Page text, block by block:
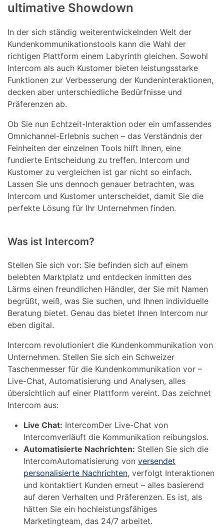
ultimative Showdown
In der sich ständig weiterentwickelnden Welt der
Kundenkommunikationstools kann die Wahl der
richtigen Plattform einem Labyrinth gleichen. Sowohl
Intercom als auch Kustomer bieten leistungsstarke
Funktionen zur Verbesserung der Kundeninteraktionen,
decken aber unterschiedliche Bedürfnisse und
Präferenzen ab.
Ob Sie nun Echtzeit-Interaktion oder ein umfassendes
Omnichannel-Erlebnis suchen – das Verständnis der
Feinheiten der einzelnen Tools hilft Ihnen, eine
fundierte Entscheidung zu treffen. Intercom und
Kustomer zu vergleichen ist gar nicht so einfach.
Lassen Sie uns dennoch genauer betrachten, was
Intercom und Kustomer unterscheidet, damit Sie die
perfekte Lösung für Ihr Unternehmen finden.
Was ist Intercom?
Stellen Sie sich vor: Sie befinden sich auf einem
belebten Marktplatz und entdecken inmitten des
Lärms einen freundlichen Händler, der Sie mit Namen
begrüßt, weiß, was Sie suchen, und Ihnen individuelle
Beratung bietet. Genau das bietet Ihnen Intercom nur
eben digital.
Intercom revolutioniert die Kundenkommunikation von
Unternehmen. Stellen Sie sich ein Schweizer
Taschenmesser für die Kundenkommunikation vor –
Live-Chat, Automatisierung und Analysen, alles
übersichtlich auf einer Plattform vereint. Das zeichnet
Intercom aus:
Live Chat: IntercomDer Live-Chat von
Intercomverläuft die Kommunikation reibungslos.
Automatisierte Nachrichten: Stellen Sie sich die
IntercomAutomatisierung vonversendet
personalisierte Nachrichten, verfolgt Interaktionen
und kontaktiert Kunden erneut – alles basierend
auf deren Verhalten und Präferenzen. Es ist, als
hätten Sie ein hochleistungsfähiges
Marketingteam, das 24/7 arbeitet.